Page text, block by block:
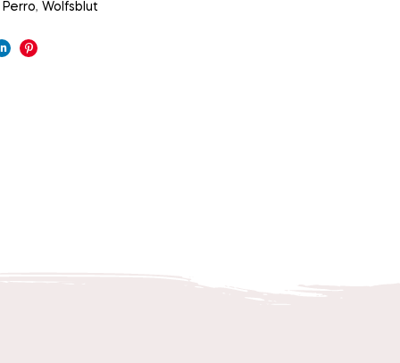
Perro, Wolfsblut